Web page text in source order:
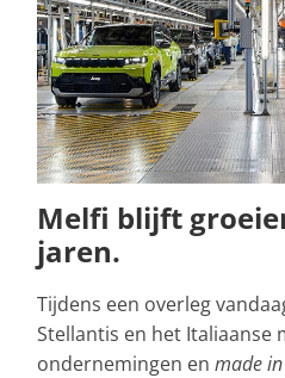
Melfi blijft
jaren.
Tijdens een overleg
Stellantis en het Italiaanse
ondernemingen en made